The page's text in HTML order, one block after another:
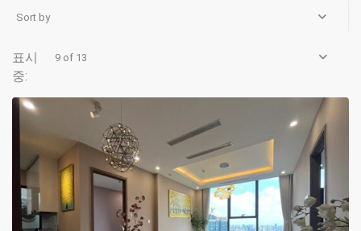
Sort by
9 of 13
Bac
Liem